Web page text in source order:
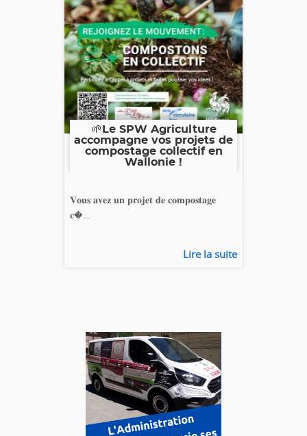
🌱Le SPW Agriculture
accompagne vos projets de
compostage collectif en
Wallonie !
𝐕𝐨𝐮𝐬 𝐚𝐯𝐞𝐳 𝐮𝐧 𝐩𝐫𝐨𝐣𝐞𝐭 𝐝𝐞 𝐜𝐨𝐦𝐩𝐨𝐬𝐭𝐚𝐠𝐞
𝐜�...
Lire la suite